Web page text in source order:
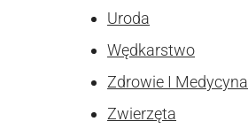
Uroda
Wędkarstwo
Zdrowie I Medycyna
Zwierzęta